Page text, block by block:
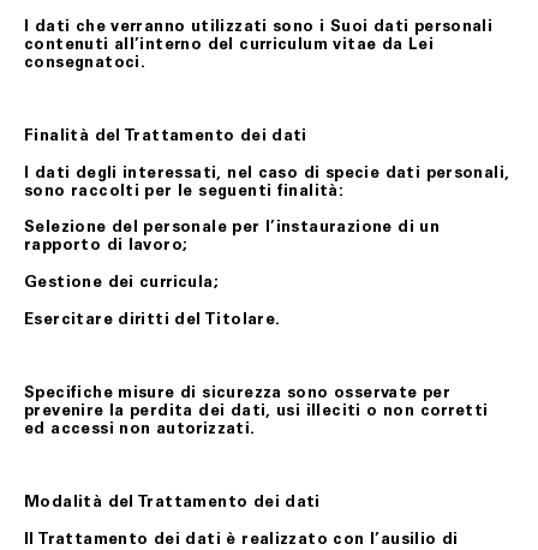
I dati che verranno utilizzati sono i Suoi dati personali
contenuti all’interno del curriculum vitae da Lei
consegnatoci.
Finalità del Trattamento dei dati
I dati degli interessati, nel caso di specie dati personali,
sono raccolti per le seguenti finalità:
Selezione del personale per l’instaurazione di un
rapporto di lavoro;
Gestione dei curricula;
Esercitare diritti del Titolare.
Specifiche misure di sicurezza sono osservate per
prevenire la perdita dei dati, usi illeciti o non corretti
ed accessi non autorizzati.
Modalità del Trattamento dei dati
Il Trattamento dei dati è realizzato con l’ausilio di